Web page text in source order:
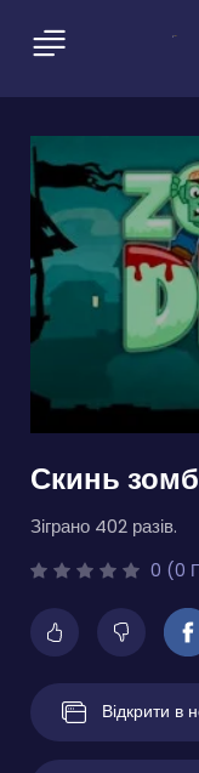
Скинь
Зіграно 402 разів.
0 (0
Відкрити в